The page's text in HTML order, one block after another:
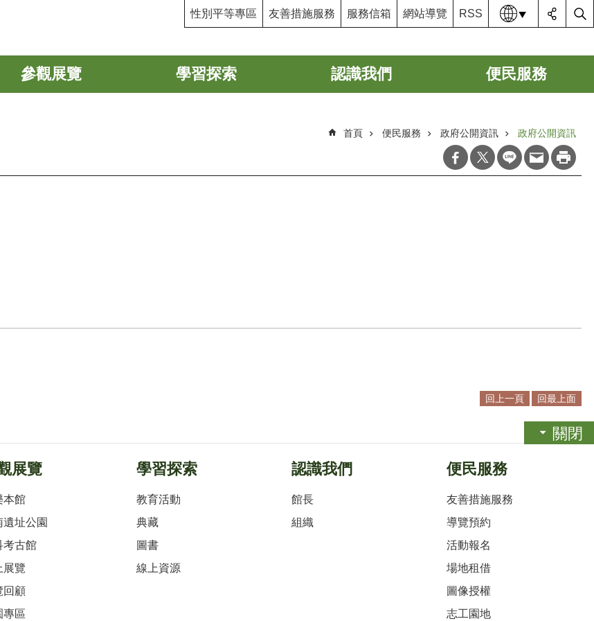
性別平等專區 友善措施服務 服務信箱 網站導覽 RSS 語系
參觀展覽 學習探索 認識我們 便民服務
首頁 便民服務 政府公開資訊 政府公開資訊
回上一頁 回最上面
關閉
展覽
本館
遺址公園
考古館
展覽
回顧
專區
學習探索
教育活動
典藏
圖書
線上資源
認識我們
館長
組織
便民服務
友善措施服務
導覽預約
活動報名
場地租借
圖像授權
志工園地